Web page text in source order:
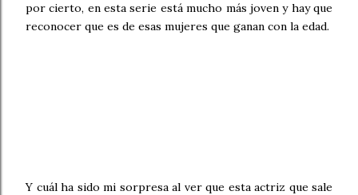
por cierto, en esta serie está mucho más joven y hay que
reconocer que es de esas mujeres que ganan con la edad.
Y cuál ha sido mi sorpresa al ver que esta actriz que sale